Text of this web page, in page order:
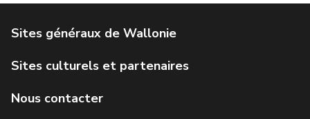
Service public de Wallonie
Géoportail de la Wallonie
Agence Wallonne du Patrimoine